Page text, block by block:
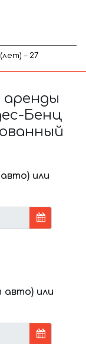
– 27
Бенц
или
авто) или